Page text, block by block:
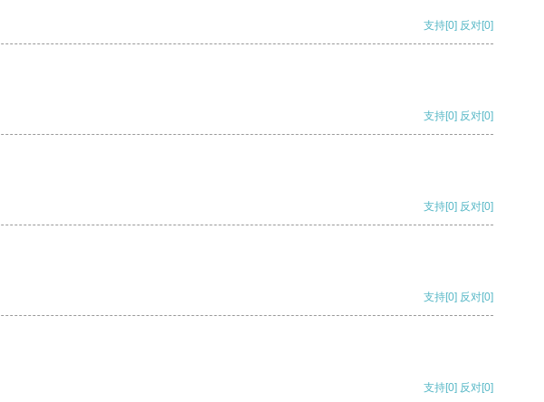
支持[0] 反对[0]
支持[0] 反对[0]
支持[0] 反对[0]
支持[0] 反对[0]
支持[0] 反对[0]